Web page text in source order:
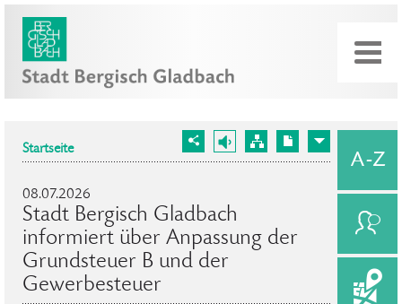
Startseite
08.07.2026
Stadt Bergisch Gladbach
informiert über Anpassung der
Grundsteuer B und der
Gewerbesteuer